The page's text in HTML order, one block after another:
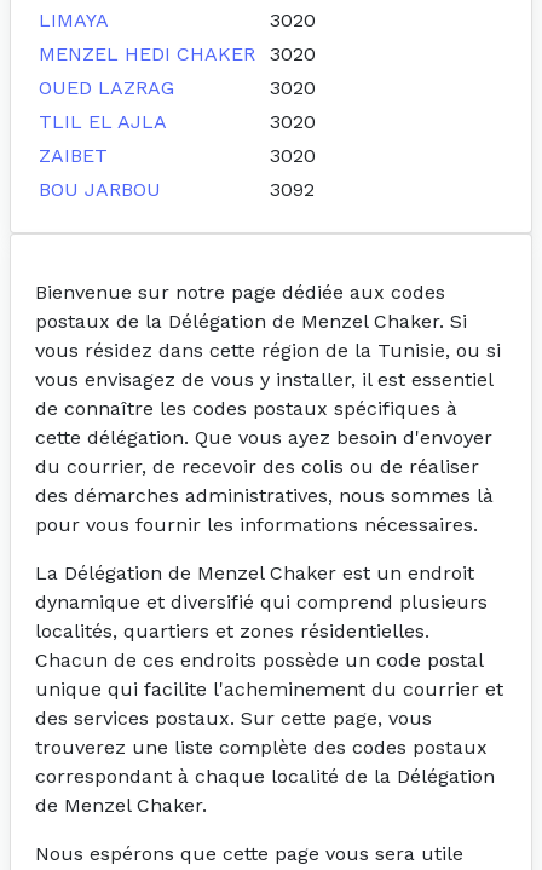
LIMAYA
3020
MENZEL HEDI CHAKER
3020
OUED LAZRAG
3020
TLIL EL AJLA
3020
ZAIBET
3020
BOU JARBOU
3092
Bienvenue sur notre page dédiée aux codes
postaux de la Délégation de Menzel Chaker. Si
vous résidez dans cette région de la Tunisie, ou si
vous envisagez de vous y installer, il est essentiel
de connaître les codes postaux spécifiques à
cette délégation. Que vous ayez besoin d'envoyer
du courrier, de recevoir des colis ou de réaliser
des démarches administratives, nous sommes là
pour vous fournir les informations nécessaires.
La Délégation de Menzel Chaker est un endroit
dynamique et diversifié qui comprend plusieurs
localités, quartiers et zones résidentielles.
Chacun de ces endroits possède un code postal
unique qui facilite l'acheminement du courrier et
des services postaux. Sur cette page, vous
trouverez une liste complète des codes postaux
correspondant à chaque localité de la Délégation
de Menzel Chaker.
Nous espérons que cette page vous sera utile